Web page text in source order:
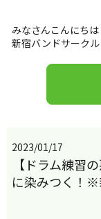
みなさんこんにち
新宿バンドサーク
2023/01/17
【ドラム練習
に染みつく！※